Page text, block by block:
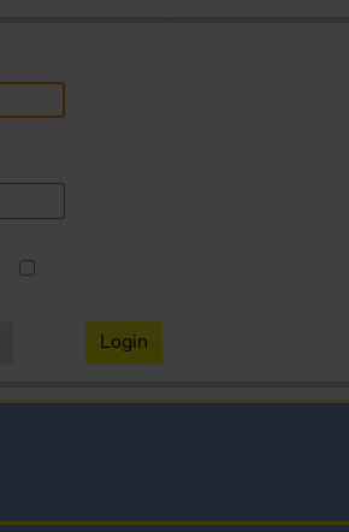
Login